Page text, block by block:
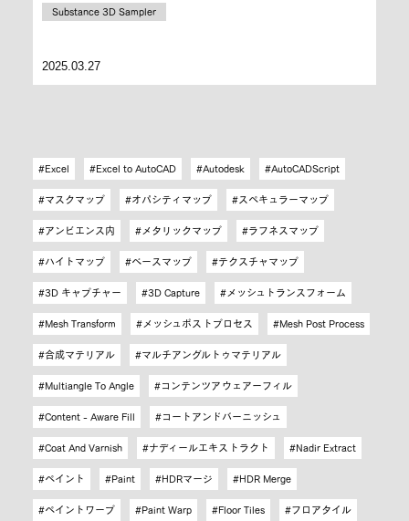
Substance 3D Sampler
2025.03.27
Excel Excel to AutoCAD Autodesk AutoCADScript
マスクマップ オパシティマップ スペキュラーマップ
アンビエンス内 メタリックマップ ラフネスマップ
ハイトマップ ベースマップ テクスチャマップ
3D キャプチャー 3D Capture メッシュトランスフォーム
Mesh Transform メッシュポストプロセス Mesh Post Process
合成マテリアル マルチアングルトゥマテリアル
Multiangle To Angle コンテンツアウェアーフィル
Content - Aware Fill コートアンドバーニッシュ
Coat And Varnish ナディールエキストラクト Nadir Extract
ペイント Paint HDRマージ HDR Merge
ペイントワープ Paint Warp Floor Tiles フロアタイル